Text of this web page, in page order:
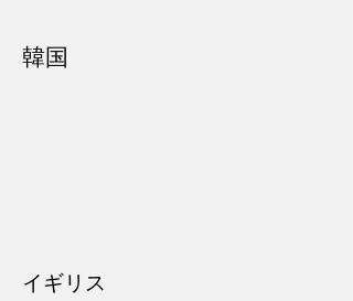
韓国
イギリス